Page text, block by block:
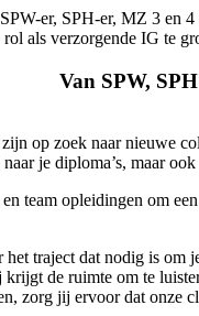
er, SPH-er, MZ 3 en
als verzorgende IG te
Van SPW,
op zoek naar nieuwe
je diploma’s, maar
team opleidingen om
traject dat nodig is
de ruimte om te
zorg jij ervoor dat onze